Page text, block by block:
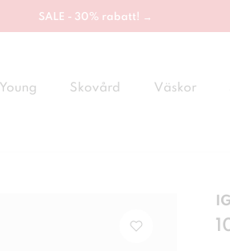
SALE - 30% rabatt! →
Young Skovård Väskor